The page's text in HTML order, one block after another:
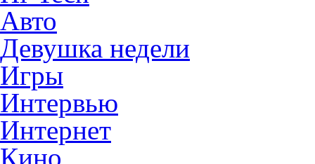
Авто
Девушка недели
Игры
Интервью
Интернет
Кино